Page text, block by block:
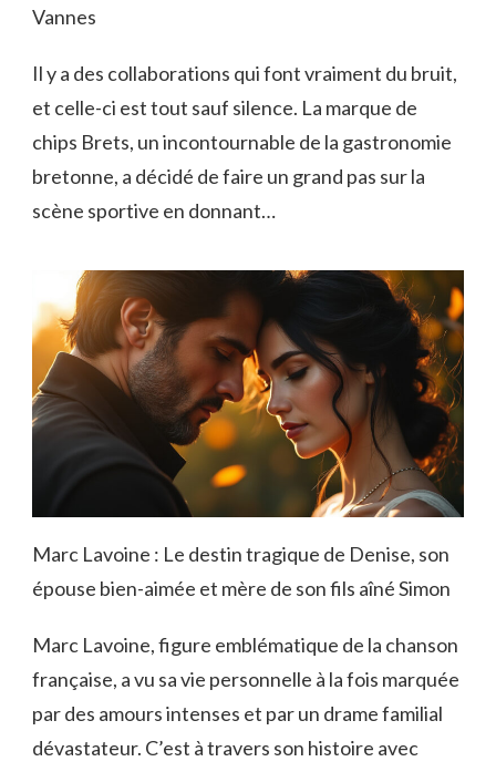
Vannes
Il y a des collaborations qui font vraiment du bruit,
et celle-ci est tout sauf silence. La marque de
chips Brets, un incontournable de la gastronomie
bretonne, a décidé de faire un grand pas sur la
scène sportive en donnant…
Marc Lavoine : Le destin tragique de Denise, son
épouse bien-aimée et mère de son fils aîné Simon
Marc Lavoine, figure emblématique de la chanson
française, a vu sa vie personnelle à la fois marquée
par des amours intenses et par un drame familial
dévastateur. C’est à travers son histoire avec